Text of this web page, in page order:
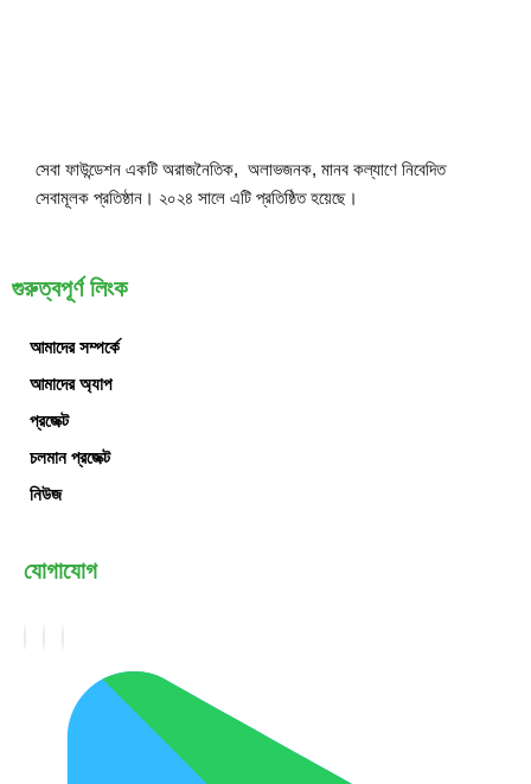
সেবা ফাউন্ডেশন একটি অরাজনৈতিক, অলাভজনক, মানব কল্যাণে নিবেদিত
সেবামূলক প্রতিষ্ঠান। ২০২৪ সালে এটি প্রতিষ্ঠিত হয়েছে।
গুরুত্বপূর্ণ লিংক
আমাদের সম্পর্কে
আমাদের অ্যাপ
প্রজেক্ট
চলমান প্রজেক্ট
নিউজ
যোগাযোগ